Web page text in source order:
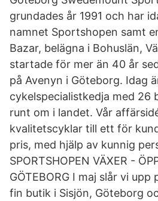
grundades år 1991 och har
namnet Sportshopen samt
Bazar, belägna i Bohuslän,
startade för mer än 40 år
på Avenyn i Göteborg. Idag
cykelspecialistkedja med 26
runt om i landet. Vår
kvalitetscyklar till ett för
pris, med hjälp av kunnig
SPORTSHOPEN VÄXER -
GÖTEBORG I maj slår vi
fin butik i Sisjön, Göteborg